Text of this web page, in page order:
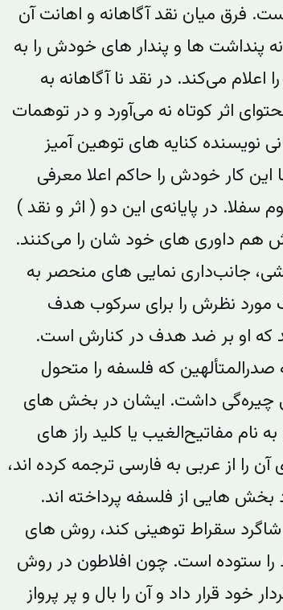
فرق میان نقد آگاهانه و اهانت آن
پنداشت ها و پندار های خودش را به
اعلام می‌کند. در نقد نا آگاهانه به
اثر کوتاه نه می‌‌آورد و در توهمات
نویسنده کنایه های توهین آمیز
این کار خودش را حاکم اعلا معرفی
سفلا. در پایانه‌ی این دو ( اثر و نقد )
داوری های خود شان را می‌کنند.
جانب‌داری نمایی های منحصر به
مورد نظرش را برای سرکوب هدف
او بر ضد هدف در کنارش است.
که فلسفه را متحول
چیره‌گی داشت. ایشان در بخش های
نام مفاتیح‌الغیب یا کلید راز های
را از عربی به فارسی ترجمه کرده اند،
بخش هایی از فلسفه پرداخته اند.
شاگرد سقراط توهینی کند، روش های
را ستوده است. چون افلاطون در روش
خود قرار داد و‌ آن را بال و پر پرواز